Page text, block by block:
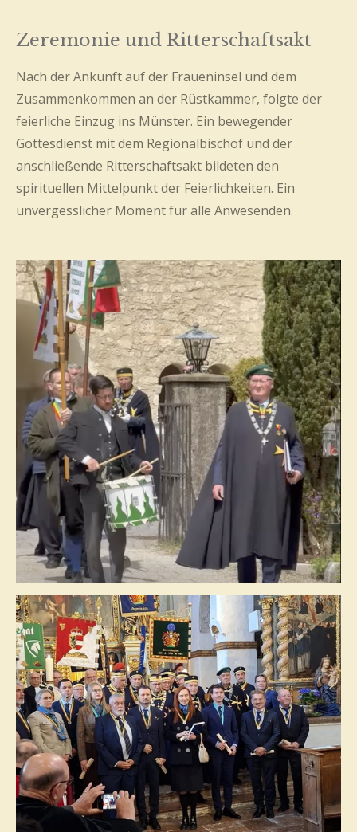
Zeremonie und Ritterschaftsakt
Nach der Ankunft auf der Fraueninsel und dem
Zusammenkommen an der Rüstkammer, folgte der
feierliche Einzug ins Münster. Ein bewegender
Gottesdienst mit dem Regionalbischof und der
anschließende Ritterschaftsakt bildeten den
spirituellen Mittelpunkt der Feierlichkeiten. Ein
unvergesslicher Moment für alle Anwesenden.